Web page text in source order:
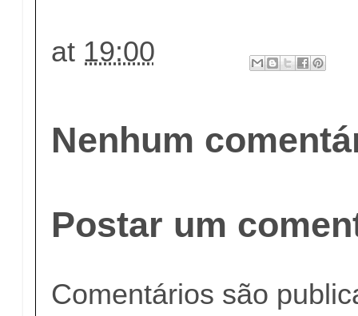
at 19:00
Nenhum
Postar um
Comentários são